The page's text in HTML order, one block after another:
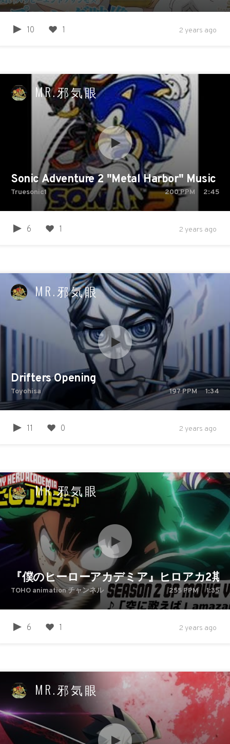
10 1 2 years ago
MR.邪気眼
Sonic Adventure 2 "Metal Harbor" Music
Truesonic1 200PPM 2:45
6 1 2 years ago
MR.邪気眼
Drifters Opening
Toyohisa 197PPM 1:34
11 0 2 years ago
MR.邪気眼
『僕のヒーローアカデミア』ヒロアカ2
TOHO animation チャンネル 255PPM 1:35
6 1 2 years ago
MR.邪気眼